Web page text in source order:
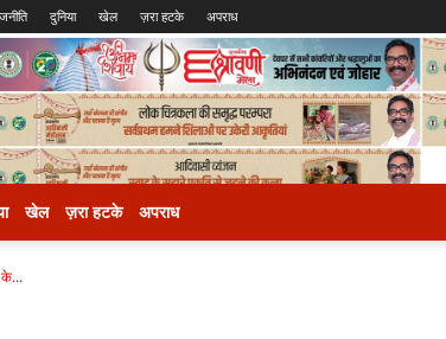
दुनिया खेल ज़रा हटके अपराध
खेल ज़रा हटके अपराध
के...